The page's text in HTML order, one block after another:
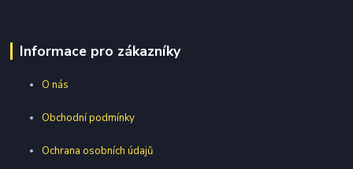
Informace pro zákazníky
O nás
Obchodní podmínky
Ochrana osobních údajů